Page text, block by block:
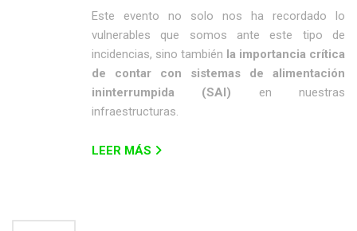
Este evento no solo nos ha recordado lo
vulnerables que somos ante este tipo de
incidencias, sino también la importancia crítica
de contar con sistemas de alimentación
ininterrumpida (SAI) en nuestras
infraestructuras.
LEER MÁS